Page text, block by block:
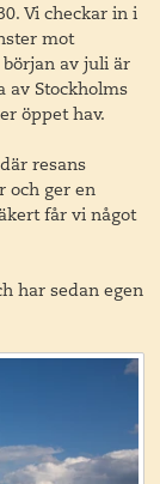
Vi checkar in i
mot
av juli är
av Stockholms
öppet hav.
resans
och ger en
får vi något
har sedan egen